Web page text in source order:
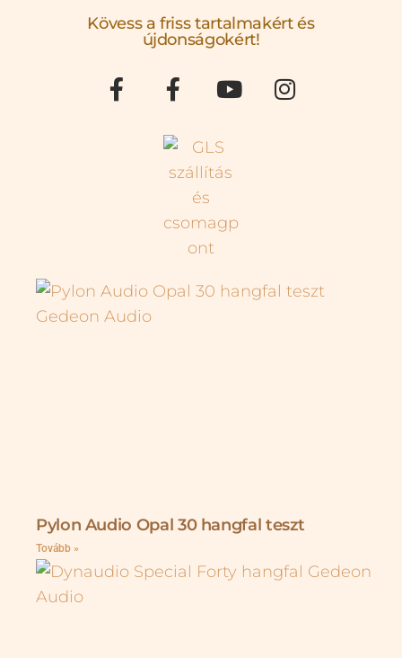
Kövess a friss tartalmakért és
újdonságokért!
Pylon Audio Opal 30 hangfal teszt
Tovább »